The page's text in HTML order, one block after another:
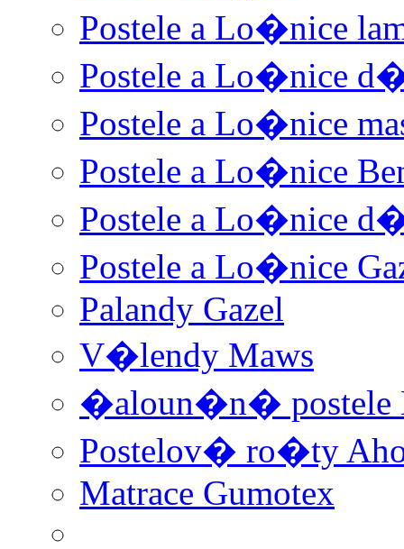
Postele a Lo�nice
Postele a Lo�nice
Postele a Lo�nice
Postele a Lo�nice
Postele a Lo�nice
Postele a Lo�nice
Palandy Gazel
V�lendy Maws
�aloun�n� postele
Postelov� ro�ty
Matrace Gumotex